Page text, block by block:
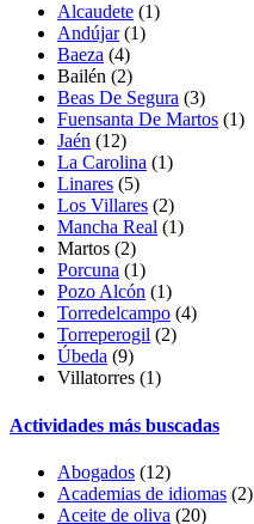
Alcaudete (1)
Andújar(1)
Baeza (4)
Bailén (2)
Beas De Segura (3)
Fuensanta De Martos (1)
Jaén (12)
La Carolina (1)
Linares (5)
Los Villares (2)
Mancha Real (1)
Martos (2)
Porcuna (1)
Pozo Alcón (1)
Torredelcampo (4)
Torreperogil (2)
Úbeda (9)
Villatorres (1)
Actividades más buscadas
Abogados (12)
Academias de idiomas (2)
Aceite de oliva (20)